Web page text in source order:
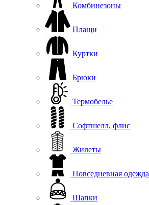
Комбинезоны
Плащи
Куртки
Брюки
Термобелье
Софтшелл, флис
Жилеты
Повседневная одежда
Шапки